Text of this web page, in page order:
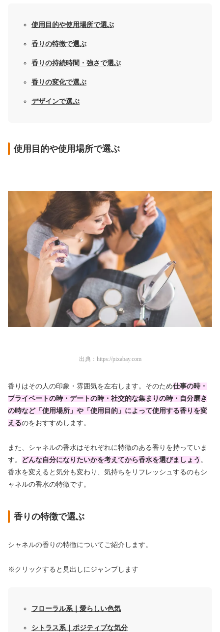
使用目的や使用場所で選ぶ
香りの特徴で選ぶ
香りの持続時間・強さで選ぶ
香りの変化で選ぶ
デザインで選ぶ
使用目的や使用場所で選ぶ
出典： https://pixabay.com
香りはその人の印象・雰囲気を左右します。そのため仕事の時・
プライベートの時・デートの時・社交的な集まりの時・自分磨き
の時など「使用場所」や「使用目的」によって使用する香りを変
えるのをおすすめします。
また、シャネルの香水はそれぞれに特徴のある香りを持っていま
す。
どんな自分になりたいかを考えてから香水を選びましょう 。
香水を変えると気分も変わり、気持ちをリフレッシュするのもシ
ャネルの香水の特徴です。
香りの特徴で選ぶ
シャネルの香りの特徴についてご紹介します。
※クリックすると見出しにジャンプします
フローラル系｜愛らしい色気
シトラス系｜ポジティブな気分